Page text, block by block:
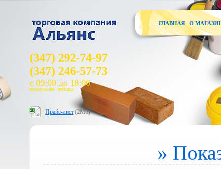
(347) 292-74-97
(347) 246-57-73
с 09:00 до 18:00
понедельник - пятница
Прайс-лист (2Мб)
ГЛАВНАЯ О
»